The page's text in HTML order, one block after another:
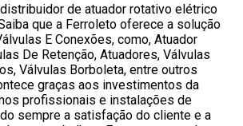
de atuador rotativo elétrico
que a Ferroleto oferece a solução
E Conexões, como, Atuador
De Retenção, Atuadores, Válvulas
Válvulas Borboleta, entre outros
graças aos investimentos da
profissionais e instalações de
sempre a satisfação do cliente e a